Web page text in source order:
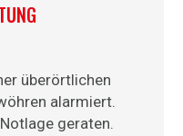
überörtlichen
alarmiert.
geraten.